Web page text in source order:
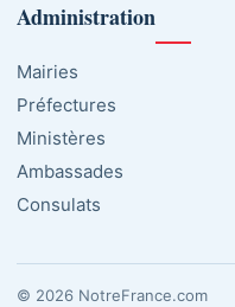
Administration
Mairies
Préfectures
Ministères
Ambassades
Consulats
© 2026 NotreFrance.com